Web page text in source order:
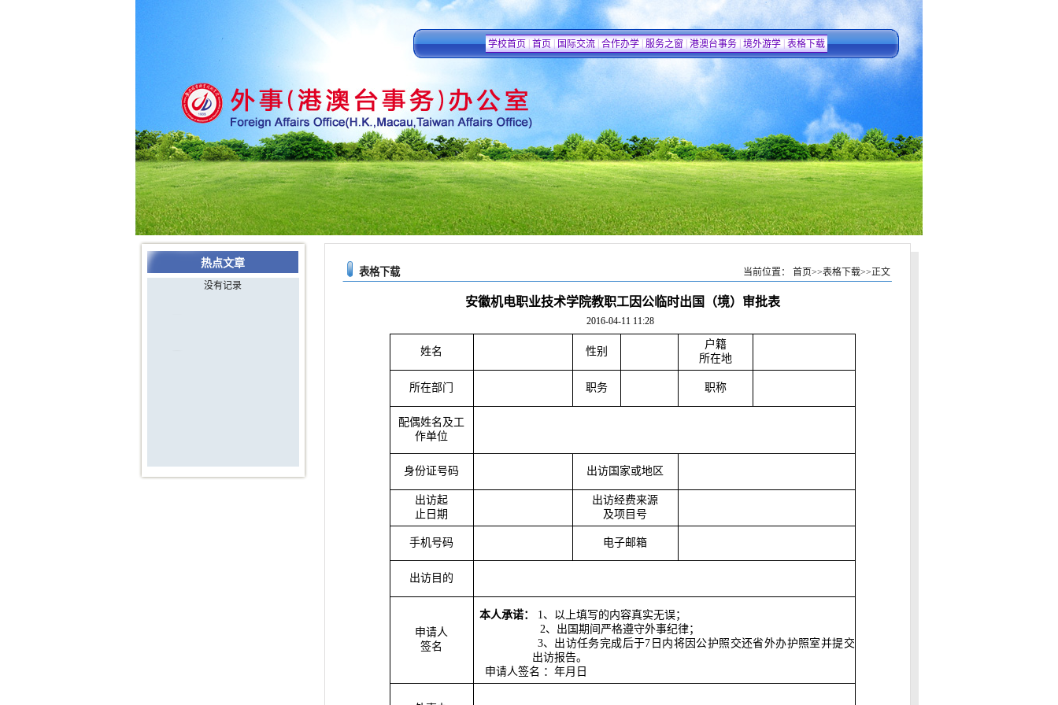
学校首页 首页 国际交流 合作办学 服务之窗 港澳台事务 境外游学 表格下载
热点文章
没有记录
表格下载 当前位置： 首页>>表格下载>>正文
安徽机电职业技术学院教职工因公临时出国（境）审批表
2016-04-11 11:28
姓名 性别
户籍
所在地
所在部门 职务 职称
配偶姓名及工
作单位
身份证号码 出访国家或地区
出访起
止日期
出访经费来源
及项目号
手机号码 电子邮箱
出访目的
申请人
签名
本人承诺： 1、以上填写的内容真实无误；
2、出国期间严格遵守外事纪律；
3、出访任务完成后于7 日内将因公护照交还省外办护照室并提交
出访报告。
申请人签名 ： 年月 日